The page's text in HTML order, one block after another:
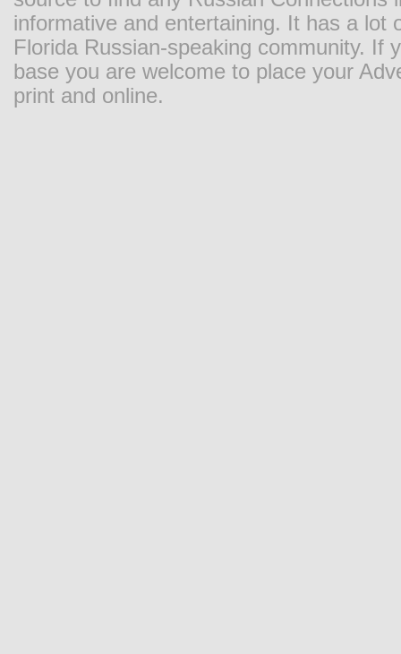
informative and entertaining. It has a
Florida Russian-speaking community. If
base you are welcome to place your
print and online.